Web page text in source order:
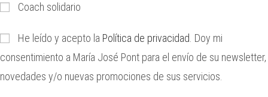
Coach solidario
He leído y acepto la Política de privacidad . Doy mi
consentimiento a María José Pont para el envío de su newsletter,
novedades y/o nuevas promociones de sus servicios.